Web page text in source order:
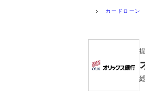
ミ収集などに基
カードローン